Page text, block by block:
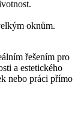
oknům.
řešením pro
a estetického
nebo práci přímo